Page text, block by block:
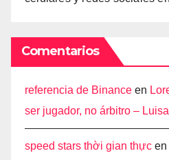
Comentarios
referencia de Binance en
ser jugador, no árbitro –
speed stars thời gian thực en